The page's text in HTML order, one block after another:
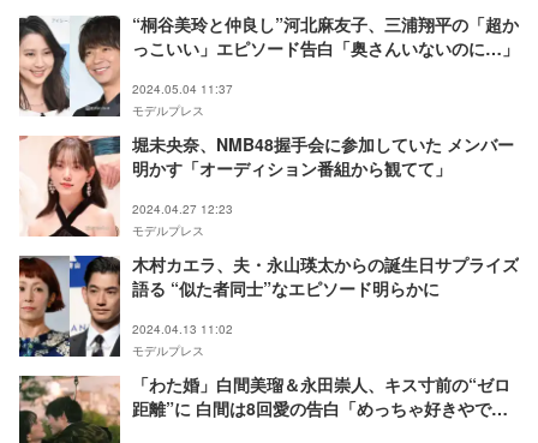
“桐谷美玲と仲良し”河北麻友子、三浦翔平の「超か
っこいい」エピソード告白「奥さんいないのに…」
2024.05.04 11:37
モデルプレス
堀未央奈、NMB48握手会に参加していた メンバー
明かす「オーディション番組から観てて」
2024.04.27 12:23
モデルプレス
木村カエラ、夫・永山瑛太からの誕生日サプライズ
語る “似た者同士”なエピソード明らかに
2024.04.13 11:02
モデルプレス
「わた婚」白間美瑠＆永田崇人、キス寸前の“ゼロ
距離”に 白間は8回愛の告白「めっちゃ好きやで」